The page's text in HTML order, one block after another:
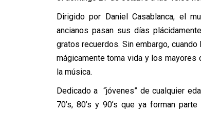
Dirigido por Daniel Casablanca, el
ancianos pasan sus días
gratos recuerdos. Sin embargo,
mágicamente toma vida y los
la música.
Dedicado a “jóvenes” de cualquier
70’s, 80’s y 90’s que ya forman